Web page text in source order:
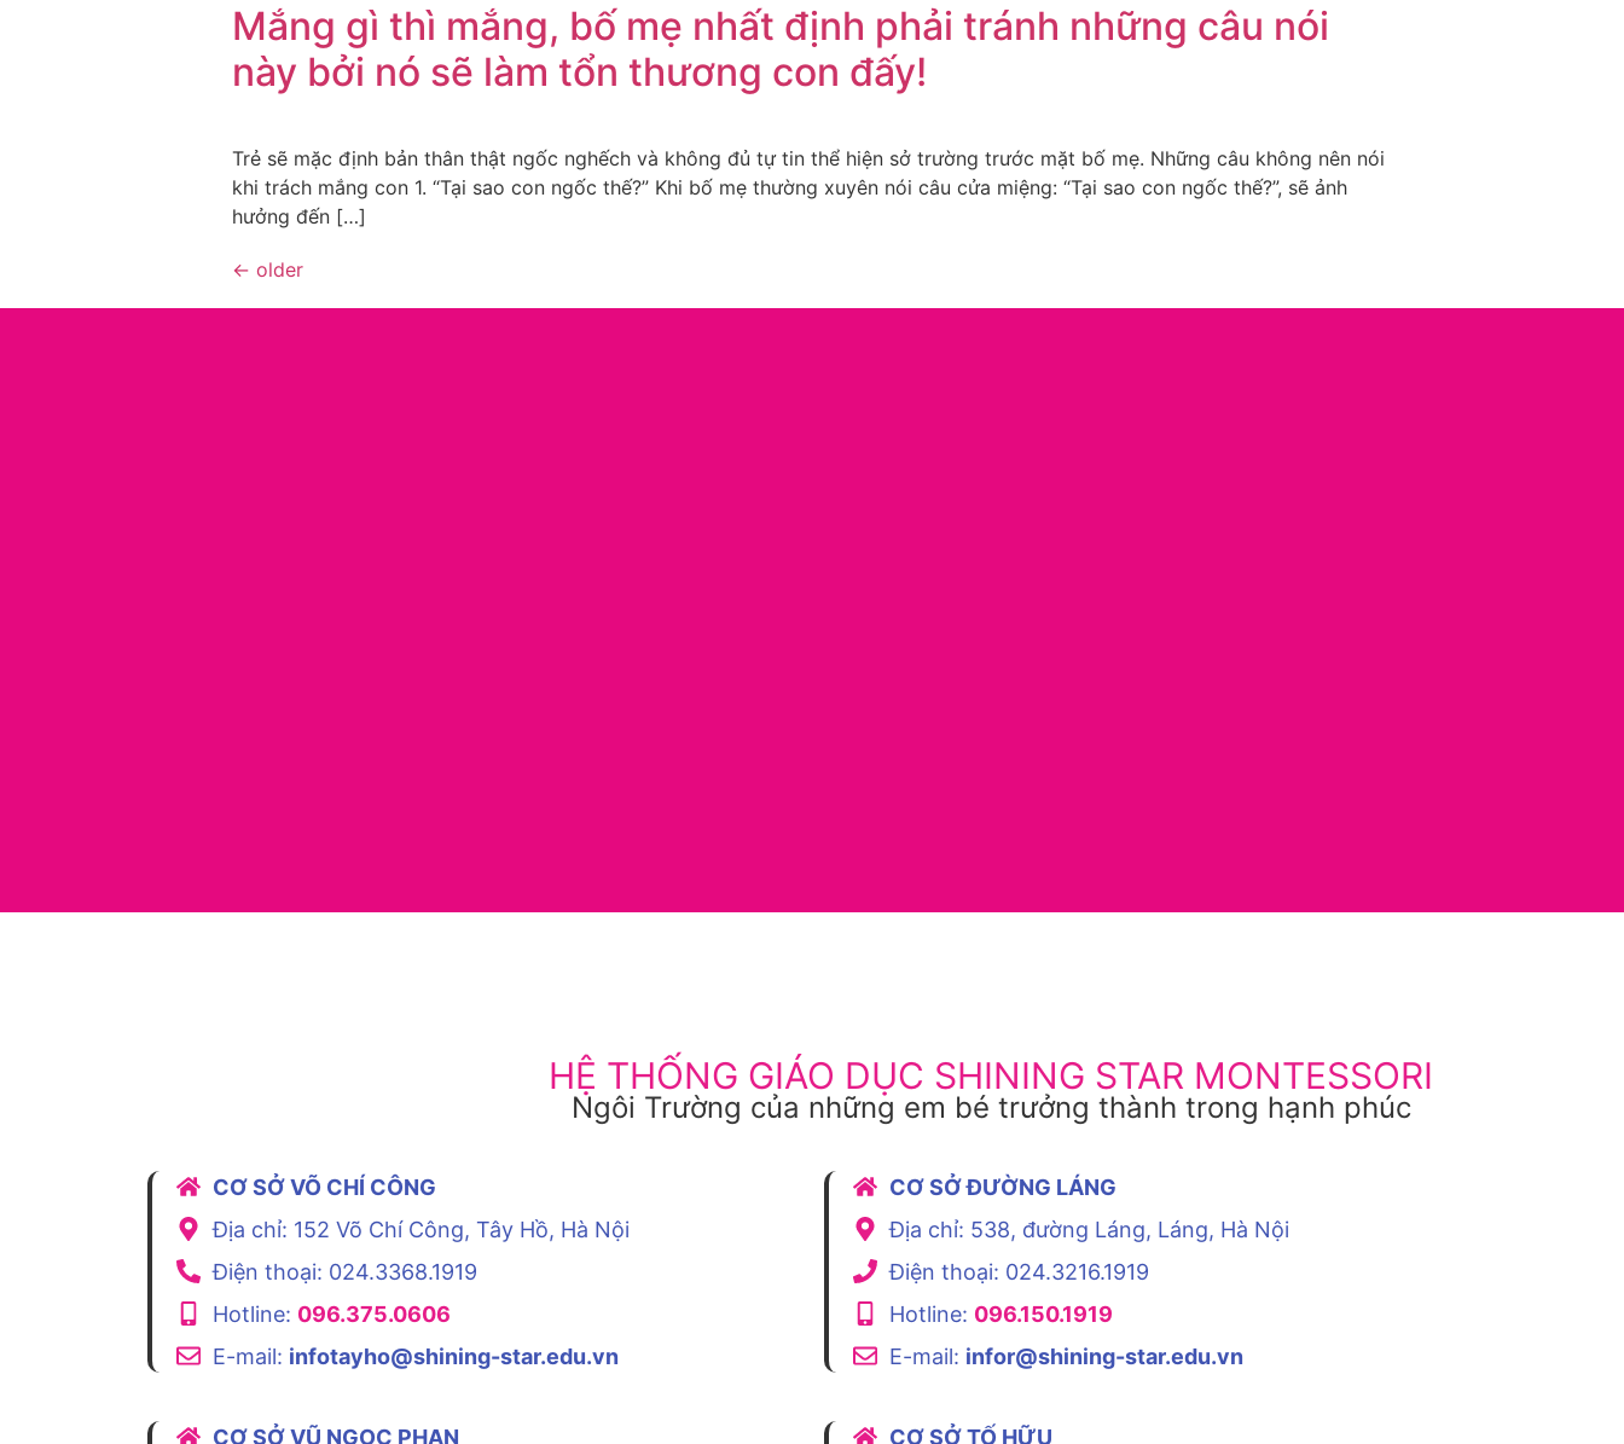
Mắng gì thì mắng, bố mẹ nhất định phải tránh những câu nói
này bởi nó sẽ làm tổn thương con đấy!
Trẻ sẽ mặc định bản thân thật ngốc nghếch và không đủ tự tin thể hiện sở trường trước mặt bố mẹ. Những câu không nên nói
khi trách mắng con 1. “Tại sao con ngốc thế?” Khi bố mẹ thường xuyên nói câu cửa miệng: “Tại sao con ngốc thế?”, sẽ ảnh
hưởng đến […]
← older
HỆ THỐNG GIÁO DỤC SHINING STAR MONTESSORI
Ngôi Trường của những em bé trưởng thành trong hạnh phúc
CƠ SỞ VÕ CHÍ CÔNG
Địa chỉ: 152 Võ Chí Công, Tây Hồ, Hà Nội
Điện thoại: 024.3368.1919
Hotline: 096.375.0606
E-mail: infotayho@shining-star.edu.vn
CƠ SỞ ĐƯỜNG LÁNG
Địa chỉ: 538, đường Láng, Láng, Hà Nội
Điện thoại: 024.3216.1919
Hotline: 096.150.1919
E-mail: infor@shining-star.edu.vn
CƠ SỞ VŨ NGỌC PHAN CƠ SỞ TỐ HỮU